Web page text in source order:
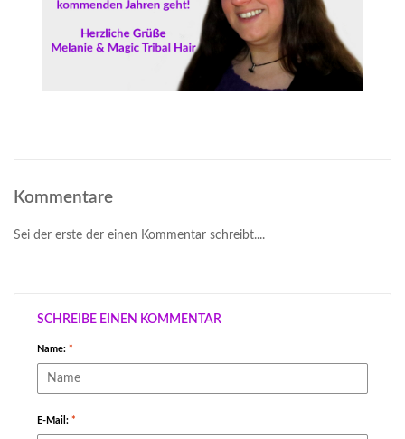
Kommentare
Sei der erste der einen Kommentar schreibt....
SCHREIBE EINEN KOMMENTAR
Name: *
E-Mail: *